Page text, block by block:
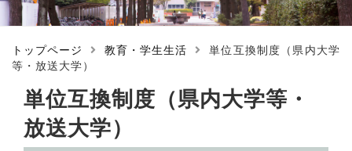
トップページ 教育・学生生活
単位互換制度（県内大学
等・放送大学）
単位互換制度（県内大学等・
放送大学）